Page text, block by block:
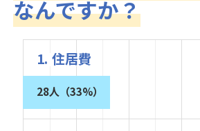
なんですか？
1. 住居費
28人（33%）